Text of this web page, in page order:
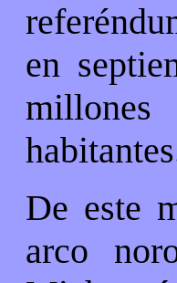
en
De este
arco